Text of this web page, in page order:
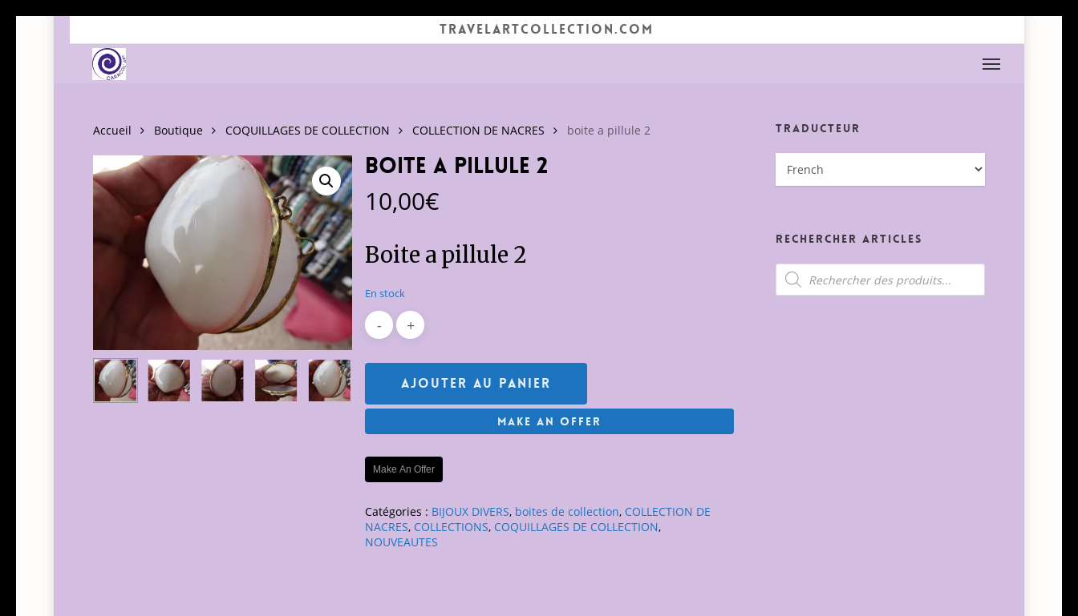
TRAVELARTCOLLECTION.COM
Menu
Accueil Boutique COQUILLAGES DE COLLECTION COLLECTION DE NACRES boite a pillule 2
boite a pillule 2
10,00€
Boite a pillule 2
En stock
Ajouter Au Panier
Make An Offer
Make An Offer
Catégories : BIJOUX DIVERS, boites de collection, COLLECTION DE
NACRES, COLLECTIONS, COQUILLAGES DE COLLECTION,
NOUVEAUTES
Traducteur
Rechercher Articles
Recherche
de
produits